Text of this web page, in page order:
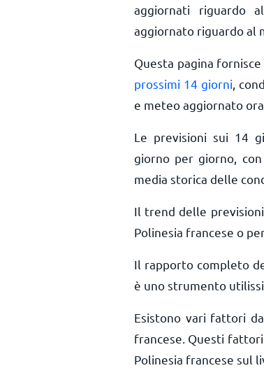
aggiornati riguardo
aggiornato riguardo al
Questa pagina
prossimi 14 giorni ,
e meteo aggiornato
Le previsioni sui 14
giorno per giorno,
media storica delle
Il trend delle
Polinesia francese o
Il rapporto completo
è uno strumento
Esistono vari fattori
francese. Questi
Polinesia francese sul